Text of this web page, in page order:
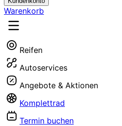
Warenkorb
Reifen
Autoservices
Angebote & Aktionen
Komplettrad
Termin buchen